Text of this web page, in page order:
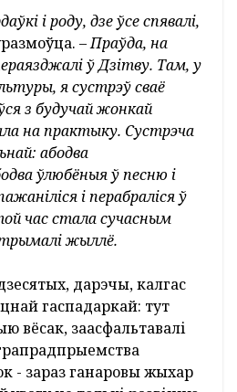
любоў да песні і
кіраўніком ансамбля
– загадчыкам
дасугавага цэнтру.